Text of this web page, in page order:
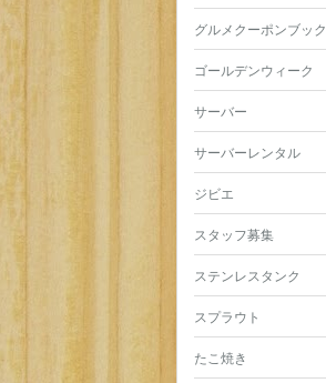
グルメクーポンブック
ゴールデンウィーク
サーバー
サーバーレンタル
ジビエ
スタッフ募集
ステンレスタンク
スプラウト
たこ焼き